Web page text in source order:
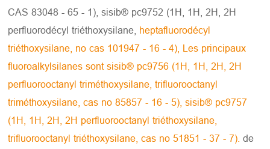
CAS 83048 - 65 - 1), sisib® pc9752 (1H, 1H, 2H, 2H
perfluorodécyl triéthoxysilane, heptafluorodécyl
triéthoxysilane, no cas 101947 - 16 - 4), Les principaux
fluoroalkylsilanes sont sisib® pc9756 (1H, 1H, 2H, 2H
perfluorooctanyl triméthoxysilane, trifluorooctanyl
triméthoxysilane, cas no 85857 - 16 - 5), sisib® pc9757
(1H, 1H, 2H, 2H perfluorooctanyl triéthoxysilane,
trifluorooctanyl triéthoxysilane, cas no 51851 - 37 - 7).de